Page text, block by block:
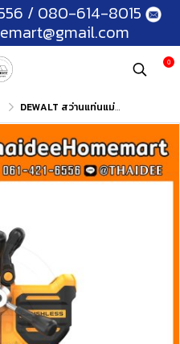
/ 080-614-8015
0
DEWALT สว่านแท่นแม่เหล็กไร้สาย 20V DCD1623N (ตัวเปล่า) รับประกันศูนย์ 3 ปี